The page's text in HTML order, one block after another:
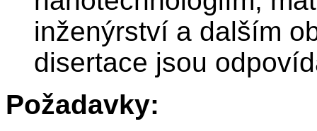
inženýrství a dalším
disertace jsou
Požadavky: